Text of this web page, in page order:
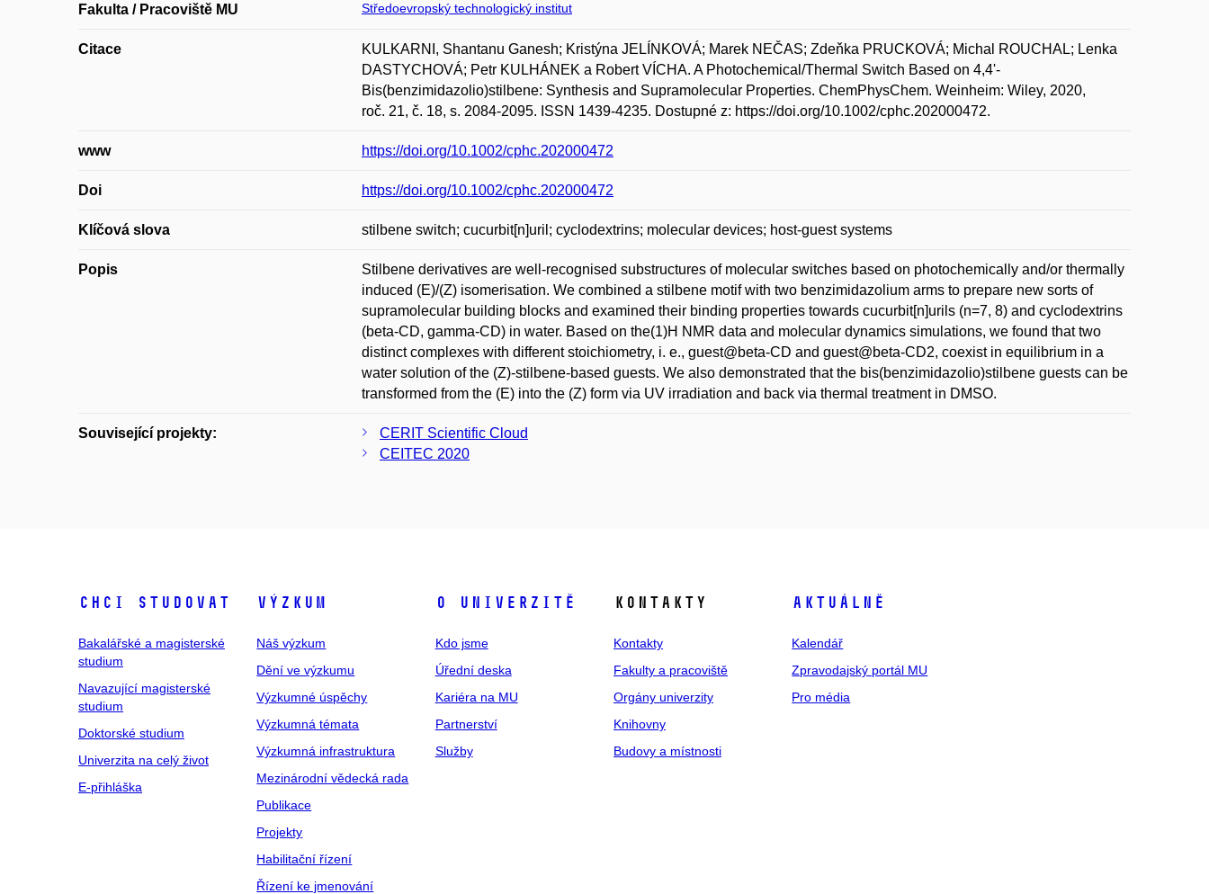
Fakulta / Pracoviště MU Středoevropský technologický institut
Citace
KULKARNI, Shantanu Ganesh; Kristýna JELÍNKOVÁ; Marek NEČAS; Zdeňka PRUCKOVÁ; Michal ROUCHAL; Lenka
DASTYCHOVÁ; Petr KULHÁNEK a Robert VÍCHA. A Photochemical/Thermal Switch Based on 4,4'-
Bis(benzimidazolio)stilbene: Synthesis and Supramolecular Properties. ChemPhysChem. Weinheim: Wiley, 2020,
roč. 21, č. 18, s. 2084-2095. ISSN 1439-4235. Dostupné z: https://doi.org/10.1002/cphc.202000472.
www https://doi.org/10.1002/cphc.202000472
Doi https://doi.org/10.1002/cphc.202000472
Klíčová slova stilbene switch; cucurbit[n]uril; cyclodextrins; molecular devices; host-guest systems
Popis
Stilbene derivatives are well-recognised substructures of molecular switches based on photochemically and/or thermally
induced (E)/(Z) isomerisation. We combined a stilbene motif with two benzimidazolium arms to prepare new sorts of
supramolecular building blocks and examined their binding properties towards cucurbit[n]urils (n=7, 8) and cyclodextrins
(beta-CD, gamma-CD) in water. Based on the(1)H NMR data and molecular dynamics simulations, we found that two
distinct complexes with different stoichiometry, i. e., guest@beta-CD and guest@beta-CD2, coexist in equilibrium in a
water solution of the (Z)-stilbene-based guests. We also demonstrated that the bis(benzimidazolio)stilbene guests can be
transformed from the (E) into the (Z) form via UV irradiation and back via thermal treatment in DMSO.
Související projekty:
CERIT Scientific Cloud
CEITEC 2020
Chci studovat
Bakalářské a magisterské
studium
Navazující magisterské
studium
Doktorské studium
Univerzita na celý život
E-přihláška
Výzkum
Náš výzkum
Dění ve výzkumu
Výzkumné úspěchy
Výzkumná témata
Výzkumná infrastruktura
Mezinárodní vědecká rada
Publikace
Projekty
Habilitační řízení
Řízení ke jmenování
O univerzitě
Kdo jsme
Úřední deska
Kariéra na MU
Partnerství
Služby
Kontakty
Kontakty
Fakulty a pracoviště
Orgány univerzity
Knihovny
Budovy a místnosti
Aktuálně
Kalendář
Zpravodajský portál MU
Pro média